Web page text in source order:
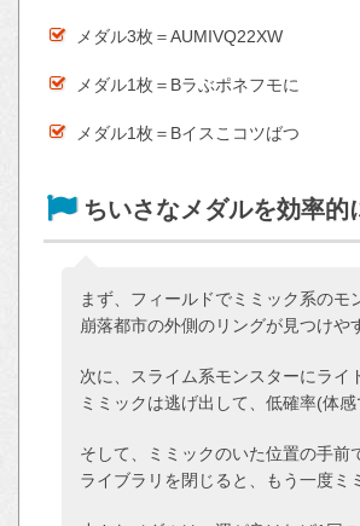
メダル3枚＝AUMIVQ22XW
メダル1枚＝Bラぶポネフモに
メダル1枚＝Bイスこコツばつ
ちいさなメダルを効率
まず、フィールドでミミック系のモ
崩落都市の外側のリングが見つけや
次に、スライム系モンスターにライ
ミミックは逃げ出して、低確率(体
そして、ミミックのいた位置の手前
ライブラリを閉じると、もう一度ミ